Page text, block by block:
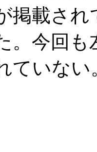
掲載さ
。今回も
ていない